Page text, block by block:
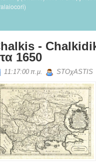
-
1650
11:17:00 π.μ. STOχASTIS